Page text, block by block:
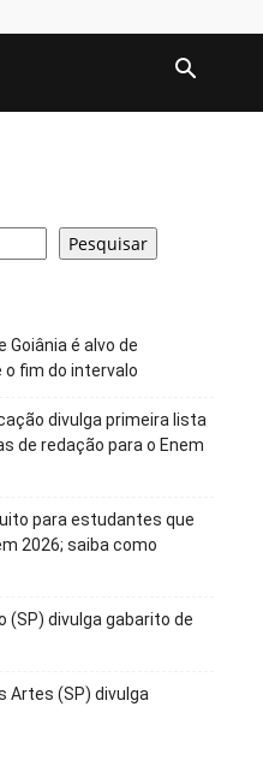
Pesquisar
Goiânia é alvo de
fim do intervalo
divulga primeira lista
de redação para o Enem
para estudantes que
2026; saiba como
(SP) divulga gabarito de
Artes (SP) divulga